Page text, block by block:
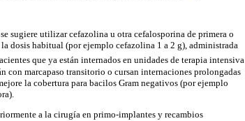
sugiere utilizar cefazolina u otra cefalosporina de primera o
dosis habitual (por ejemplo cefazolina 1 a 2 g), administrada
que ya están internados en unidades de terapia intensiva
con marcapaso transitorio o cursan internaciones prolongadas
la cobertura para bacilos Gram negativos (por ejemplo
a la cirugía en primo-implantes y recambios